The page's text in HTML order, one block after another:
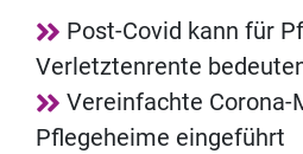
Post-Covid kann für
Verletztenrente
Vereinfachte
Pflegeheime eingeführt